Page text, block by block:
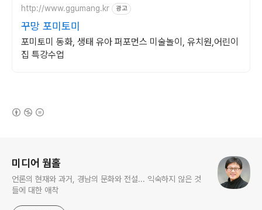
http://www.ggumang.kr 광고
꾸망 포미토미
포미토미 동화, 생태 유아 퍼포먼스 미술놀이, 유치원,어린이
집 특강수업
미디어 웜홀
언론의 현재와 과거, 경남의 문화와 전설... 익숙하지 않은 것
들에 대한 애착